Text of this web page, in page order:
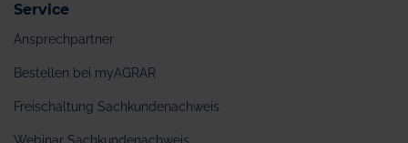
Service
Ansprechpartner
Bestellen bei myAGRAR
Freischaltung Sachkundenachweis